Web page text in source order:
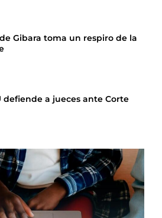
Gibara toma un respiro de la
defiende a jueces ante Corte